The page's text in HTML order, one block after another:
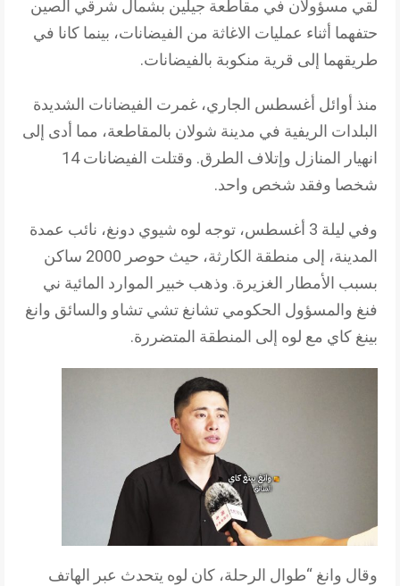
لقي مسؤولان في مقاطعة جيلين بشمال شرقي الصين
حتفهما أثناء عمليات الاغاثة من الفيضانات، بينما كانا في
طريقهما إلى قرية منكوبة بالفيضانات.
منذ أوائل أغسطس الجاري، غمرت الفيضانات الشديدة
البلدات الريفية في مدينة شولان بالمقاطعة، مما أدى إلى
انهيار المنازل وإتلاف الطرق. وقتلت الفيضانات 14
شخصا وفقد شخص واحد.
وفي ليلة 3 أغسطس، توجه لوه شيوي دونغ، نائب عمدة
المدينة، إلى منطقة الكارثة، حيث حوصر 2000 ساكن
بسبب الأمطار الغزيرة. وذهب خبير الموارد المائية ني
فنغ والمسؤول الحكومي تشانغ تشي تشاو والسائق وانغ
بينغ كاي مع لوه إلى المنطقة المتضررة.
وقال وانغ “طوال الرحلة، كان لوه يتحدث عبر الهاتف